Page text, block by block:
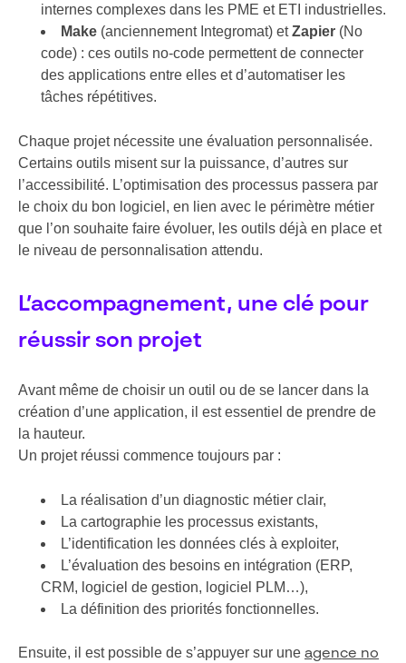
internes complexes dans les PME et ETI industrielles.
Make (anciennement Integromat) etZapier (No
code) : ces outils no-code permettent de connecter
des applications entre elles et d’automatiser les
tâches répétitives.
Chaque projet nécessite une évaluation personnalisée.
Certains outils misent sur la puissance, d’autres sur
l’accessibilité. L’optimisation des processus passera par
le choix du bon logiciel, en lien avec le périmètre métier
que l’on souhaite faire évoluer, les outils déjà en place et
le niveau de personnalisation attendu.
L’accompagnement, une clé pour
réussir son projet
Avant même de choisir un outil ou de se lancer dans la
création d’une application, il est essentiel de prendre de
la hauteur.
Un projet réussi commence toujours par :
La réalisation d’un diagnostic métier clair,
La cartographie les processus existants,
L’identification les données clés à exploiter,
L’évaluation des besoins en intégration (ERP,
CRM, logiciel de gestion, logiciel PLM…),
La définition des priorités fonctionnelles.
Ensuite, il est possible de s’appuyer sur une agence no